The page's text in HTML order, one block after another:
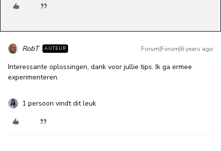
RobT AUTEUR Forum|Forum|6 years ago
Interessante oplossingen, dank voor jullie tips. Ik ga ermee
experimenteren.
1 persoon vindt dit leuk